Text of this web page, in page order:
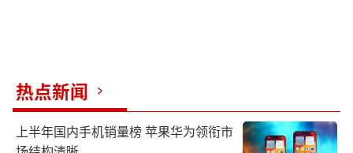
热点新闻
上半年国内手机销量榜 苹果华为领衔市